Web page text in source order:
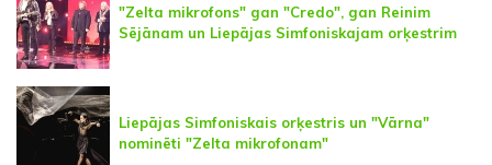
"Zelta mikrofons" gan "Credo", gan Reinim
Sējānam un Liepājas Simfoniskajam orķestrim
Liepājas Simfoniskais orķestris un "Vārna"
nominēti "Zelta mikrofonam"